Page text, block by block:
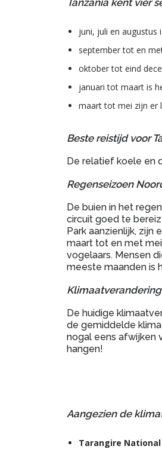
Tanzania kent vier
juni, juli en augustus
september tot en
oktober tot eind
januari tot maart is
maart tot mei zijn er
Beste reistijd voor
De relatief koele en
Regenseizoen
De buien in het
circuit goed te
Park aanzienlijk,
maart tot en met
vogelaars. Mensen
meeste maanden is
De huidige
de gemiddelde
nogal eens afwijken
hangen!
Aangezien de
Tarangire